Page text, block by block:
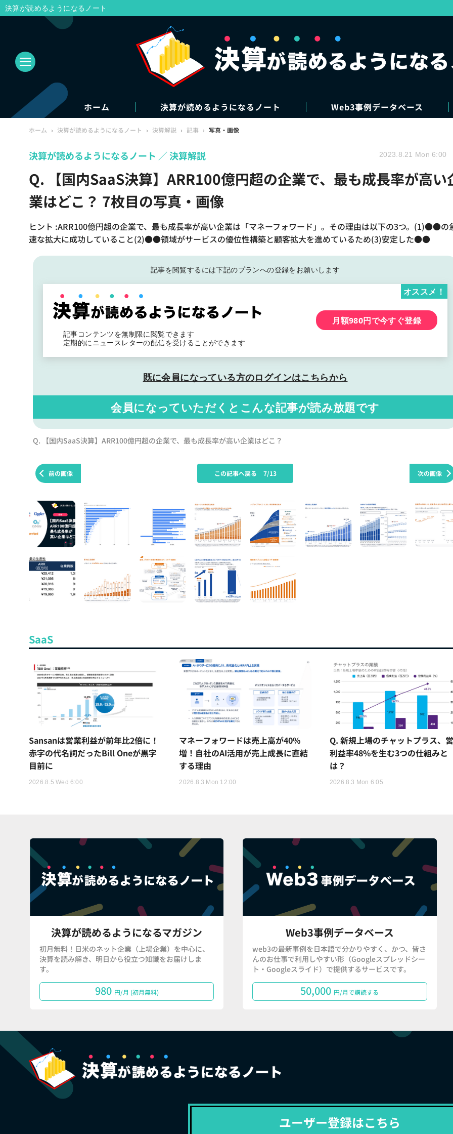
ホーム 決算が読めるようになるノート Web3事例データベース
ホーム › 決算が読めるようになるノート › 決算解説 › 記事 › 写真・画像
Q. 【国内SaaS決算】ARR100億円超の企業で、最も成長率が高い
業はどこ？ 7枚目の写真・画像
ヒント :ARR100億円超の企業で、最も成長率が高い企業は「マネーフォワード」。その理由は以下の3つ。(1)●●の
速な拡大に成功していること(2)●●領域がサービスの優位性構築と顧客拡大を進めているため(3)安定した●●
決算が読めるようになるノート 決算解説 2023.8.21 Mon 6:00
記事を閲覧するには下記のプランへの登録をお願いします
記事コンテンツを無制限に閲覧できます
定期的にニュースレターの配信を受けることができます
オススメ！
月額980円で今すぐ登録
既に会員になっている方のログインはこちらから
会員になっていただくと こんな記事が読み放題です
Q. 【国内SaaS決算】ARR100億円超の企業で、最も成長率が高い企業はどこ？
前の画像 次の画像
この記事へ戻る 7/13
SaaS
Sansanは営業利益が前年比2倍に！
赤字の代名詞だったBill Oneが黒字
目前に
2026.8.5 Wed 6:00
マネーフォワードは売上高が40%
増！自社のAI活用が売上成長に直結
する理由
2026.8.3 Mon 12:00
Q. 新規上場のチャットプラス、
利益率48%を生む3つの仕組みと
は？
2026.8.3 Mon 6:05
決算が読めるようになるマガジン
初月無料！日米のネット企業（上場企業）を中心に、
決算を読み解き、明日から役立つ知識をお届けしま
す。
980 円/月 (初月無料)
Web3事例データベース
web3の最新事例を日本語で分かりやすく、かつ、皆さ
んのお仕事で利用しやすい形（Googleスプレッドシー
ト・Googleスライド）で提供するサービスです。
50,000 円/月で購読する
ユーザー登録はこちら
決算が読めるようになるノート